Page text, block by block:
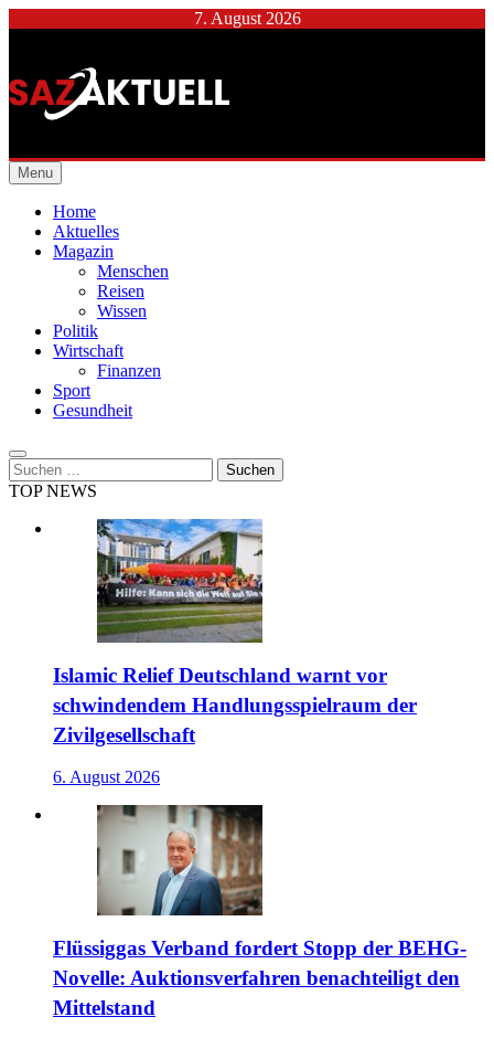
7. August 2026
Städtische Allgemeine
Zeitung
Menu
Home
Aktuelles
Magazin
Menschen
Reisen
Wissen
Politik
Wirtschaft
Finanzen
Sport
Gesundheit
Suchen
nach:
TOP NEWS
Islamic Relief Deutschland warnt vor
schwindendem Handlungsspielraum der
Zivilgesellschaft
6. August 2026
Flüssiggas Verband fordert Stopp der BEHG-
Novelle: Auktionsverfahren benachteiligt den
Mittelstand